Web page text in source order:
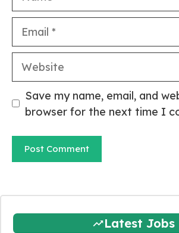
Email
Website
Save my name, email, and
browser for the next time I
Latest Jobs